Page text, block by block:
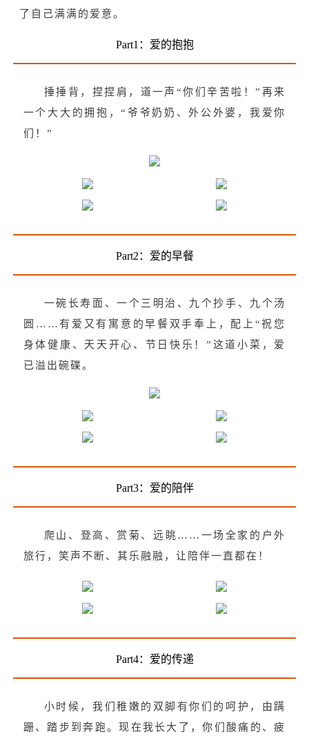
了自己满满的爱意。
Part1：爱的抱抱
捶捶背，捏捏肩，道一声“你们辛苦啦！”再来
一个大大的拥抱，“爷爷奶奶、外公外婆，我爱你
们！”
Part2：爱的早餐
一碗长寿面、一个三明治、九个抄手、九个汤
圆……有爱又有寓意的早餐双手奉上，配上“祝您
身体健康、天天开心、节日快乐！”这道小菜，爱
已溢出碗碟。
Part3：爱的陪伴
爬山、登高、赏菊、远眺……一场全家的户外
旅行，笑声不断、其乐融融，让陪伴一直都在！
Part4：爱的传递
小时候，我们稚嫩的双脚有你们的呵护，由蹒
跚、踏步到奔跑。现在我长大了，你们酸痛的、疲